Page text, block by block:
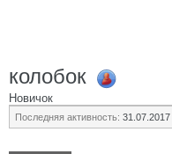
колобок
Новичок
Последняя активность: 31.07.2017